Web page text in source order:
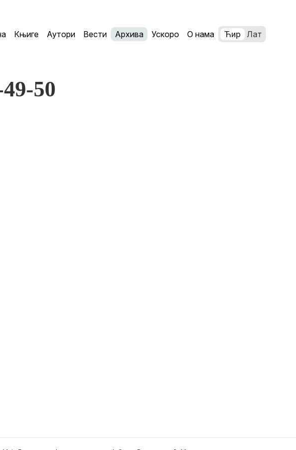
Књиге Аутори Вести Архива Ускоро О нама Ћир Лат
50